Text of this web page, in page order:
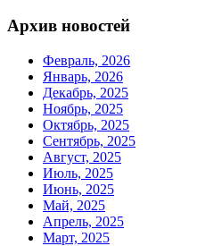
Архив новостей
Февраль, 2026
Январь, 2026
Декабрь, 2025
Ноябрь, 2025
Октябрь, 2025
Сентябрь, 2025
Август, 2025
Июль, 2025
Июнь, 2025
Май, 2025
Апрель, 2025
Март, 2025